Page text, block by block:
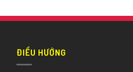
ĐIỀU HƯỚNG